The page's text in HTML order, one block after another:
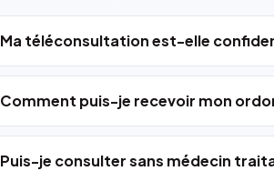
Ma téléconsultation est-elle
Comment puis-je recevoir mon
Puis-je consulter sans médecin